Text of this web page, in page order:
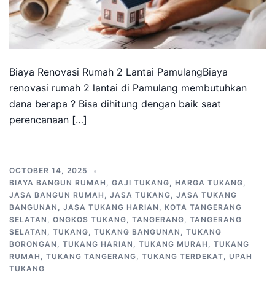
Biaya Renovasi Rumah 2 Lantai PamulangBiaya
renovasi rumah 2 lantai di Pamulang membutuhkan
dana berapa ? Bisa dihitung dengan baik saat
perencanaan […]
OCTOBER 14, 2025
BIAYA BANGUN RUMAH , GAJI TUKANG, HARGA TUKANG,
JASA BANGUN RUMAH , JASA TUKANG, JASA TUKANG
BANGUNAN , JASA TUKANG HARIAN , KOTA TANGERANG
SELATAN , ONGKOS TUKANG, TANGERANG, TANGERANG
SELATAN , TUKANG, TUKANG BANGUNAN , TUKANG
BORONGAN , TUKANG HARIAN , TUKANG MURAH , TUKANG
RUMAH , TUKANG TANGERANG, TUKANG TERDEKAT, UPAH
TUKANG